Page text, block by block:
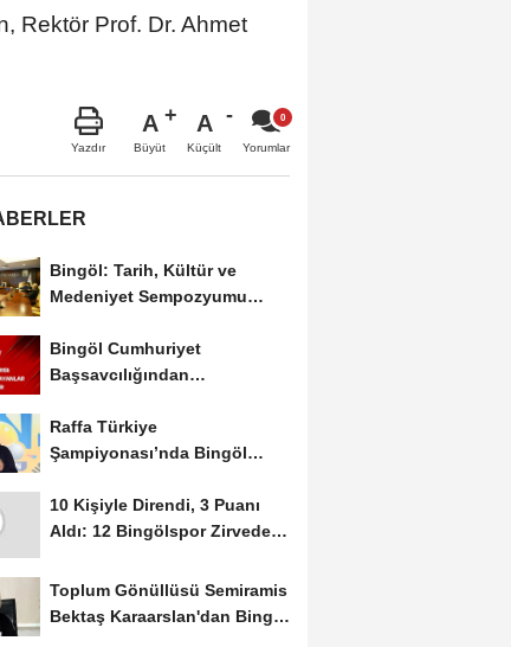
Rektör Prof. Dr. Ahmet
Yazdır
A
Büyüt
A
Küçült Yorumlar
Bingöl: Tarih, Kültür ve
Medeniyet Sempozyumu
Bingöl Cumhuriyet
Başsavcılığından
Raffa Türkiye
Şampiyonası’nda Bingöl
10 Kişiyle Direndi, 3 Puanı
Aldı: 12 Bingölspor Zirvedeki
Toplum Gönüllüsü Semiramis
Bektaş Karaarslan'dan Bingöl